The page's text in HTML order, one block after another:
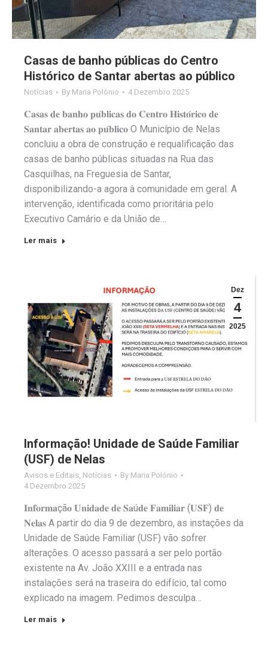
Casas de banho públicas do Centro
Histórico de Santar abertas ao público
Notícias By Maria Polónio 4 Dezembro 2025
𝐂𝐚𝐬𝐚𝐬 𝐝𝐞 𝐛𝐚𝐧𝐡𝐨 𝐩𝐮́𝐛𝐥𝐢𝐜𝐚𝐬 𝐝𝐨 𝐂𝐞𝐧𝐭𝐫𝐨 𝐇𝐢𝐬𝐭𝐨́𝐫𝐢𝐜𝐨 𝐝𝐞
𝐒𝐚𝐧𝐭𝐚𝐫 𝐚𝐛𝐞𝐫𝐭𝐚𝐬 𝐚𝐨 𝐩𝐮́𝐛𝐥𝐢𝐜𝐨 O Município de Nelas
concluiu a obra de construção e requalificação das
casas de banho públicas situadas na Rua das
Casquilhas, na Freguesia de Santar,
disponibilizando-a agora à comunidade em geral. A
intervenção, identificada como prioritária pelo
Executivo Camário e da União de…
Ler mais
Dez
4
2025
Informação! Unidade de Saúde Familiar
(USF) de Nelas
Avisos e Editais, Notícias By Maria Polónio
4 Dezembro 2025
𝐈𝐧𝐟𝐨𝐫𝐦𝐚çã𝐨 𝐔𝐧𝐢𝐝𝐚𝐝𝐞 𝐝𝐞 𝐒𝐚ú𝐝𝐞 𝐅𝐚𝐦𝐢𝐥𝐢𝐚𝐫 (𝐔𝐒𝐅) 𝐝𝐞
𝐍𝐞𝐥𝐚𝐬 A partir do dia 9 de dezembro, as instações da
Unidade de Saúde Familiar (USF) vão sofrer
alterações. O acesso passará a ser pelo portão
existente na Av. João XXIII e a entrada nas
instalações será na traseira do edifício, tal como
explicado na imagem. Pedimos desculpa…
Ler mais